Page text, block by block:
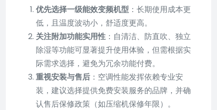
优先选择一级能效变频机型 ：长期使用成本更
低，且温度波动小，舒适度更高。
关注附加功能实用性 ：自清洁、防直吹、独立
除湿等功能可显著提升使用体验，但需根据实
际需求选择，避免为冗余功能付费。
重视安装与售后 ：空调性能发挥依赖专业安
装，建议选择提供免费安装服务的品牌，并确
认售后保修政策（如压缩机保修年限）。